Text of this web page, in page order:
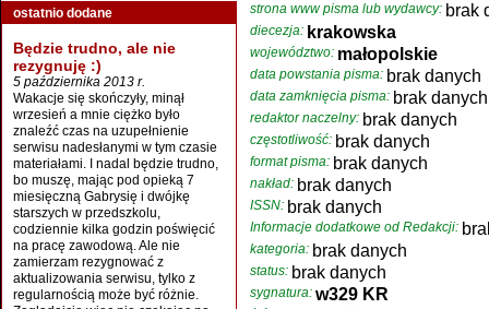
ostatnio dodane
Będzie trudno, ale nie
rezygnuję :)
5 października 2013 r.
Wakacje się skończyły, minął
wrzesień a mnie ciężko było
znaleźć czas na uzupełnienie
serwisu nadesłanymi w tym czasie
materiałami. I nadal będzie trudno,
bo muszę, mając pod opieką 7
miesięczną Gabrysię i dwójkę
starszych w przedszkolu,
codziennie kilka godzin poświęcić
na pracę zawodową. Ale nie
zamierzam rezygnować z
aktualizowania serwisu, tylko z
regularnością może być różnie.
strona www pisma lub wydawcy: brak
diecezja: krakowska
województwo: małopolskie
data powstania pisma: brak danych
data zamknięcia pisma: brak danych
redaktor naczelny: brak danych
częstotliwość: brak danych
format pisma: brak danych
nakład: brak danych
ISSN: brak danych
Informacje dodatkowe od Redakcji:
kategoria: brak danych
status: brak danych
sygnatura: w329 KR